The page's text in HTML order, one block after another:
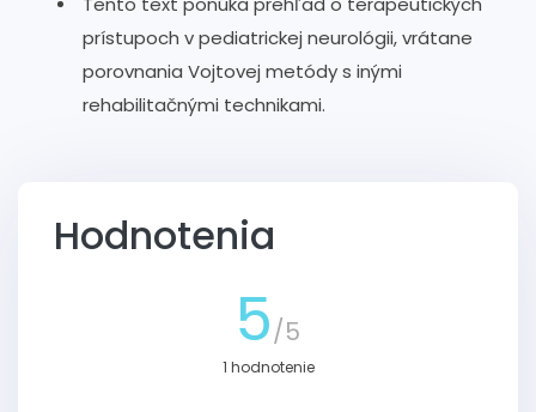
prístupoch v pediatrickej neurológii, vrátane
porovnania Vojtovej metódy s inými
rehabilitačnými technikami.
Hodnotenia
5/5
1 hodnotenie